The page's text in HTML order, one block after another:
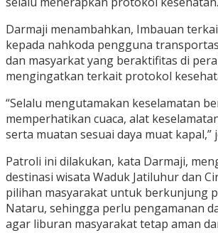
Darmaji menambahkan, Imbauan
kepada nahkoda pengguna
dan masyarkat yang beraktifitas di
mengingatkan terkait protokol
“Selalu mengutamakan keselamatan
memperhatikan cuaca, alat
serta muatan sesuai daya muat kapal,”
Patroli ini dilakukan, kata Darmaji,
destinasi wisata Waduk Jatiluhur dan
pilihan masyarakat untuk berkunjung
Nataru, sehingga perlu pengamanan
agar liburan masyarakat tetap aman